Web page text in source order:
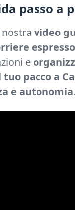
passo a
video
e
pacco a
e autonomia.